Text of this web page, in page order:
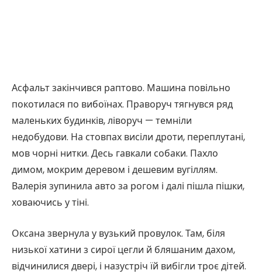
Асфальт закінчився раптово. Машина повільно
покотилася по вибоїнах. Праворуч тягнувся ряд
маленьких будинків, ліворуч — темніли
недобудови. На стовпах висіли дроти, переплутані,
мов чорні нитки. Десь гавкали собаки. Пахло
димом, мокрим деревом і дешевим вугіллям.
Валерія зупинила авто за рогом і далі пішла пішки,
ховаючись у тіні.
Оксана звернула у вузький провулок. Там, біля
низької хатини з сирої цегли й бляшаним дахом,
відчинилися двері, і назустріч їй вибігли троє дітей.